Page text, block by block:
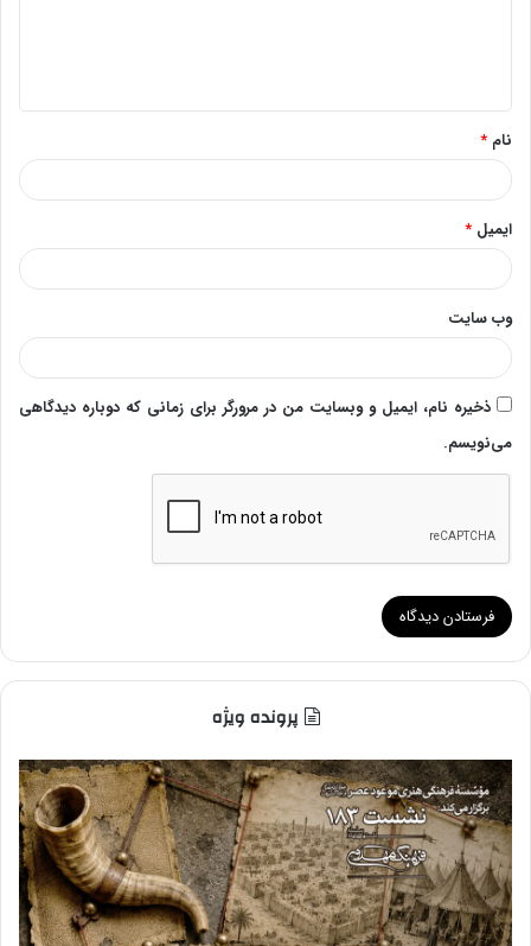
*
نام *
ایمیل *
وب‌ سایت
ذخیره نام، ایمیل و وبسایت من در مرورگر برای زمانی که دوباره دیدگاهی
می‌نویسم.
پرونده ویژه